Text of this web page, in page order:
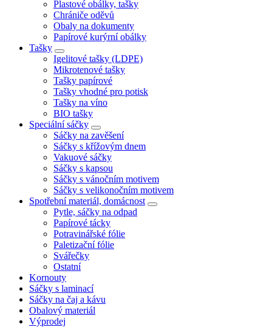
Plastové obálky, tašky
Chrániče oděvů
Obaly na dokumenty
Papírové kurýrní obálky
Tašky
Igelitové tašky (LDPE)
Mikrotenové tašky
Tašky papírové
Tašky vhodné pro potisk
Tašky na víno
BIO tašky
Speciální sáčky
Sáčky na zavěšení
Sáčky s křížovým dnem
Vakuové sáčky
Sáčky s kapsou
Sáčky s vánočním motivem
Sáčky s velikonočním motivem
Spotřební materiál, domácnost
Pytle, sáčky na odpad
Papírové tácky
Potravinářské fólie
Paletizační fólie
Svářečky
Ostatní
Kornouty
Sáčky s laminací
Sáčky na čaj a kávu
Obalový materiál
Výprodej